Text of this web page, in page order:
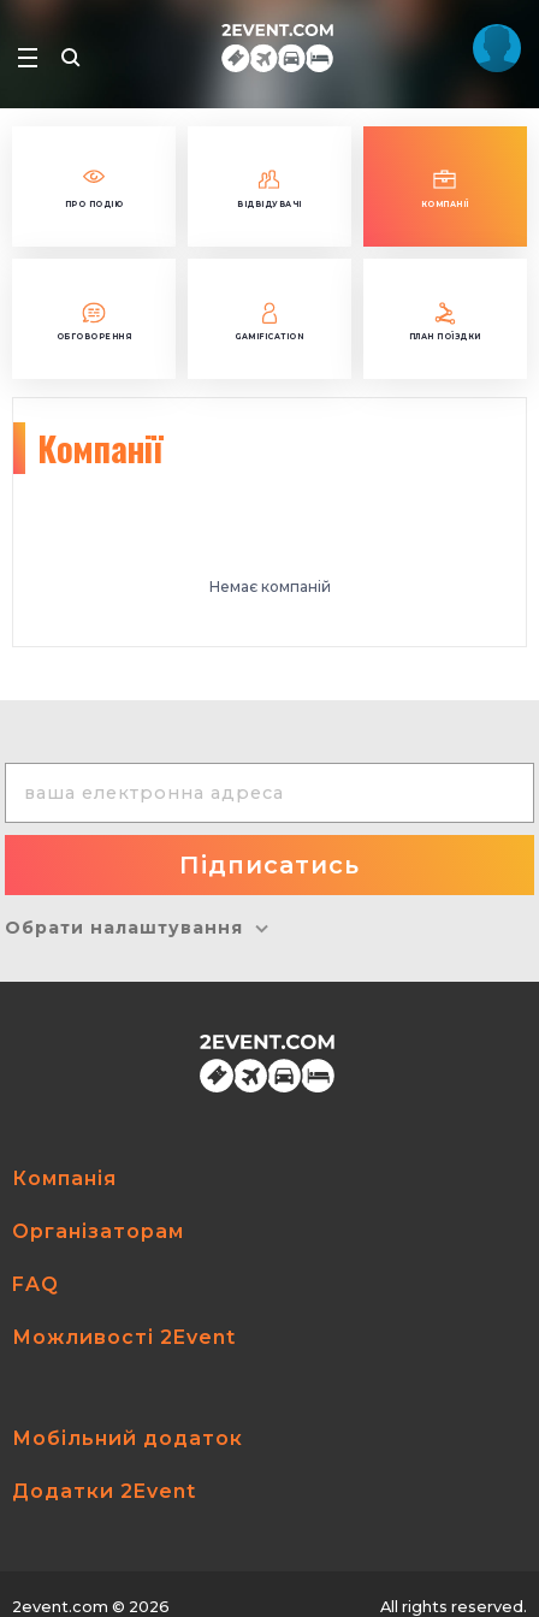
ПРО ПОДІЮ ВІДВІДУВАЧІ КОМПАНІЇ
ОБГОВОРЕННЯ GAMIFICATION ПЛАН ПОЇЗДКИ
Компанії
Немає компаній
Обрати налаштування
Компанія
Організаторам
FAQ
Можливості 2Event
Мобільний додаток
Додатки 2Event
2event.com © 2026 All rights reserved.